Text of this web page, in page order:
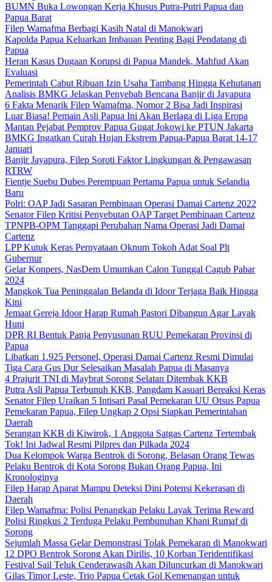
BUMN Buka Lowongan Kerja Khusus Putra-Putri Papua dan
Papua Barat
Filep Wamafma Berbagi Kasih Natal di Manokwari
Kapolda Papua Keluarkan Imbauan Penting Bagi Pendatang di
Papua
Heran Kasus Dugaan Korupsi di Papua Mandek, Mahfud Akan
Evaluasi
Pemerintah Cabut Ribuan Izin Usaha Tambang Hingga Kehutanan
Analisis BMKG Jelaskan Penyebab Bencana Banjir di Jayapura
6 Fakta Menarik Filep Wamafma, Nomor 2 Bisa Jadi Inspirasi
Luar Biasa! Pemain Asli Papua Ini Akan Berlaga di Liga Eropa
Mantan Pejabat Pemprov Papua Gugat Jokowi ke PTUN Jakarta
BMKG Ingatkan Curah Hujan Ekstrem Papua-Papua Barat 14-17
Januari
Banjir Jayapura, Filep Soroti Faktor Lingkungan & Pengawasan
RTRW
Fientje Suebu Dubes Perempuan Pertama Papua untuk Selandia
Baru
Polri: OAP Jadi Sasaran Pembinaan Operasi Damai Cartenz 2022
Senator Filep Kritisi Penyebutan OAP Target Pembinaan Cartenz
TPNPB-OPM Tanggapi Perubahan Nama Operasi Jadi Damai
Cartenz
LPP Kutuk Keras Pernyataan Oknum Tokoh Adat Soal Plt
Gubernur
Gelar Konpers, NasDem Umumkan Calon Tunggal Cagub Pabar
2024
Mangkok Tua Peninggalan Belanda di Idoor Terjaga Baik Hingga
Kini
Jemaat Gereja Idoor Harap Rumah Pastori Dibangun Agar Layak
Huni
DPR RI Bentuk Panja Penyusunan RUU Pemekaran Provinsi di
Papua
Libatkan 1.925 Personel, Operasi Damai Cartenz Resmi Dimulai
Tiga Cara Gus Dur Selesaikan Masalah Papua di Masanya
4 Prajurit TNI di Maybrat Sorong Selatan Ditembak KKB
Putra Asli Papua Terbunuh KKB, Pangdam Kasuari Bereaksi Keras
Senator Filep Uraikan 5 Intisari Pasal Pemekaran UU Otsus Papua
Pemekaran Papua, Filep Ungkap 2 Opsi Siapkan Pemerintahan
Daerah
Serangan KKB di Kiwirok, 1 Anggota Satgas Cartenz Tertembak
Tok! Ini Jadwal Resmi Pilpres dan Pilkada 2024
Dua Kelompok Warga Bentrok di Sorong, Belasan Orang Tewas
Pelaku Bentrok di Kota Sorong Bukan Orang Papua, Ini
Kronologinya
Filep Harap Aparat Mampu Deteksi Dini Potensi Kekerasan di
Daerah
Filep Wamafma: Polisi Penangkap Pelaku Layak Terima Reward
Polisi Ringkus 2 Terduga Pelaku Pembunuhan Khani Rumaf di
Sorong
Sejumlah Massa Gelar Demonstrasi Tolak Pemekaran di Manokwari
12 DPO Bentrok Sorong Akan Dirilis, 10 Korban Teridentifikasi
Festival Sail Teluk Cenderawasih Akan Diluncurkan di Manokwari
Gilas Timor Leste, Trio Papua Cetak Gol Kemenangan untuk